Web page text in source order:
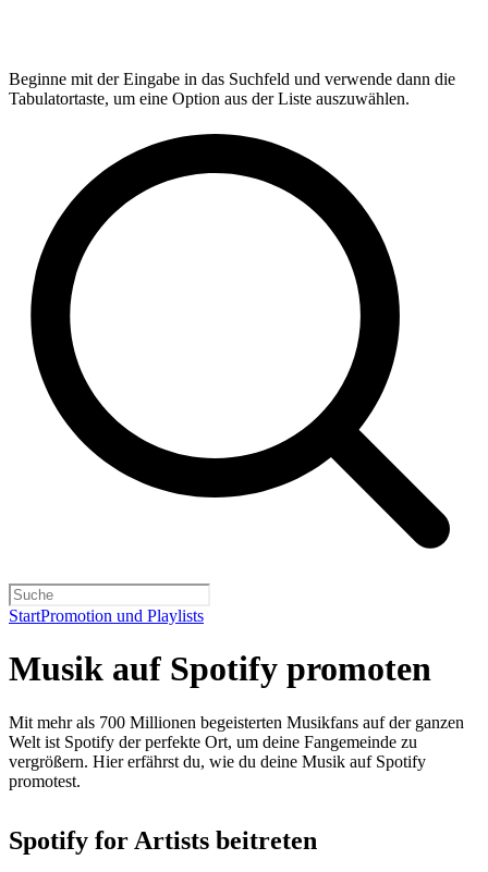
Beginne mit der Eingabe in das Suchfeld und verwende dann die
Tabulatortaste, um eine Option aus der Liste auszuwählen.
StartPromotion und Playlists
Musik auf Spotify promoten
Mit mehr als 700 Millionen begeisterten Musikfans auf der ganzen
Welt ist Spotify der perfekte Ort, um deine Fangemeinde zu
vergrößern. Hier erfährst du, wie du deine Musik auf Spotify
promotest.
Spotify for Artists beitreten